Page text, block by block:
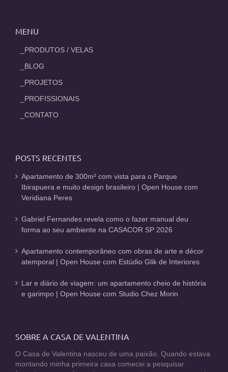
MENU
_PRODUTOS / VELAS
_BLOG
_PROJETOS
_PROFISSIONAIS
_CONTATO
POSTS RECENTES
Apartamento de 300m² com vista para o Parque
Ibirapuera e muito design brasileiro | Open House com
Veridiana Peres
Gabriel Fernandes revela como o fazer manual deu
forma ao seu ambiente na CASACOR SP 2026
Apartamento contemporâneo com obras de arte e décor
atemporal | Open House com Estúdio Glik de Interiores
Lar e diário de viagem: um apartamento cheio de história
e garimpo | Open House com Studio Chez Morin
SOBRE A CASA DE VALENTINA
O Casa de Valentina nasceu de uma paixão. Quando estava
montando minha primeira casa comecei a pesquisar